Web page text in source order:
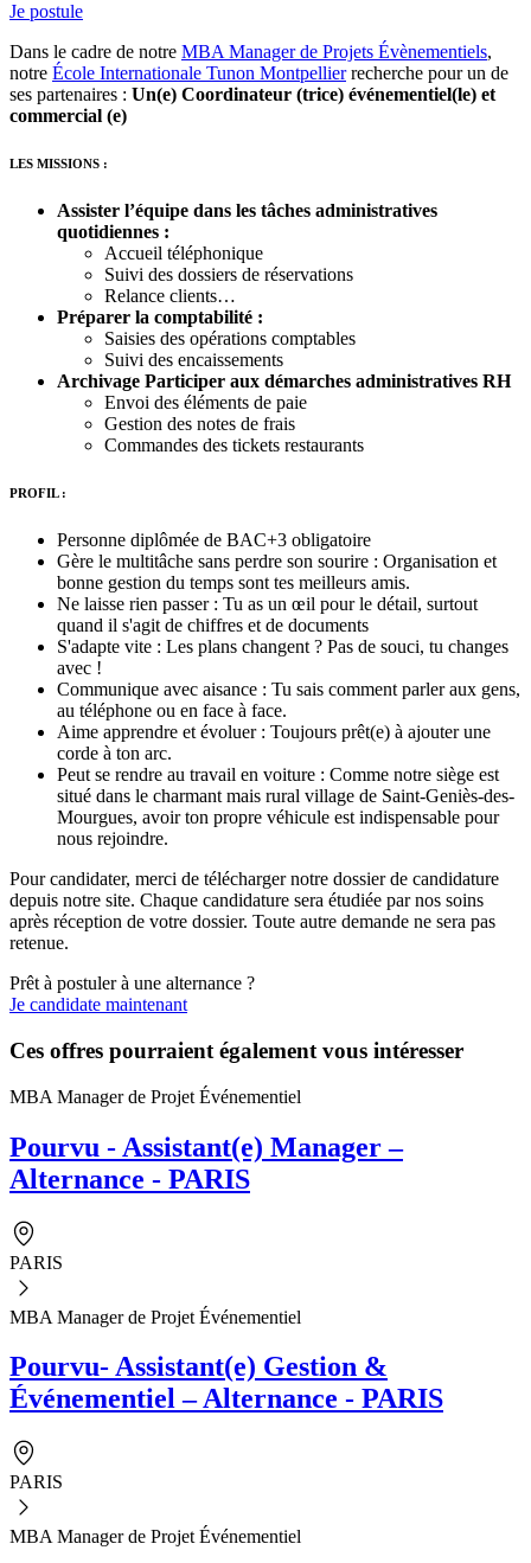
Je postule
Dans le cadre de notre MBA Manager de Projets Évènementiels,
notre École Internationale Tunon Montpellierrecherche pour un de
ses partenaires : Un(e) Coordinateur (trice) événementiel(le) et
commercial (e)
LES MISSIONS :
Assister l’équipe dans les tâches administratives
quotidiennes :
Accueil téléphonique
Suivi des dossiers de réservations
Relance clients…
Préparer la comptabilité :
Saisies des opérations comptables
Suivi des encaissements
Archivage Participer aux démarches administratives RH
Envoi des éléments de paie
Gestion des notes de frais
Commandes des tickets restaurants
PROFIL :
Personne diplômée de BAC+3 obligatoire
Gère le multitâche sans perdre son sourire : Organisation et
bonne gestion du temps sont tes meilleurs amis.
Ne laisse rien passer : Tu as un œil pour le détail, surtout
quand il s'agit de chiffres et de documents
S'adapte vite : Les plans changent ? Pas de souci, tu changes
avec !
Communique avec aisance : Tu sais comment parler aux gens,
au téléphone ou en face à face.
Aime apprendre et évoluer : Toujours prêt(e) à ajouter une
corde à ton arc.
Peut se rendre au travail en voiture : Comme notre siège est
situé dans le charmant mais rural village de Saint-Geniès-des-
Mourgues, avoir ton propre véhicule est indispensable pour
nous rejoindre.
Pour candidater, merci de télécharger notre dossier de candidature
depuis notre site. Chaque candidature sera étudiée par nos soins
après réception de votre dossier. Toute autre demande ne sera pas
retenue.
Prêt à postuler à une alternance ?
Je candidate maintenant
Ces offres pourraient également vous intéresser
MBA Manager de Projet Événementiel
Pourvu - Assistant(e) Manager –
Alternance - PARIS
PARIS
MBA Manager de Projet Événementiel
Pourvu- Assistant(e) Gestion &
Événementiel – Alternance - PARIS
PARIS
MBA Manager de Projet Événementiel